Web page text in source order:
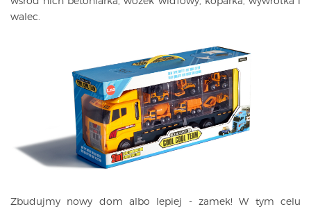
walec.
Zbudujmy nowy dom albo lepiej - zamek! W tym celu